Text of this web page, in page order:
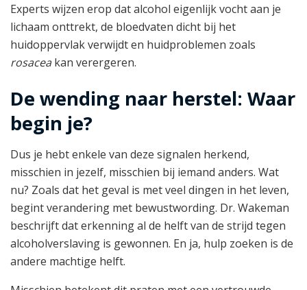
Experts wijzen erop dat alcohol eigenlijk vocht aan je
lichaam onttrekt, de bloedvaten dicht bij het
huidoppervlak verwijdt en huidproblemen zoals
rosaceakan verergeren.
De wending naar herstel: Waar
begin je?
Dus je hebt enkele van deze signalen herkend,
misschien in jezelf, misschien bij iemand anders. Wat
nu? Zoals dat het geval is met veel dingen in het leven,
begint verandering met bewustwording. Dr. Wakeman
beschrijft dat erkenning al de helft van de strijd tegen
alcoholverslaving is gewonnen. En ja, hulp zoeken is de
andere machtige helft.